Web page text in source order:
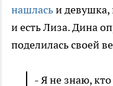
нашласьи девушка,
и есть Лиза. Дина
поделилась своей
- Я не знаю,